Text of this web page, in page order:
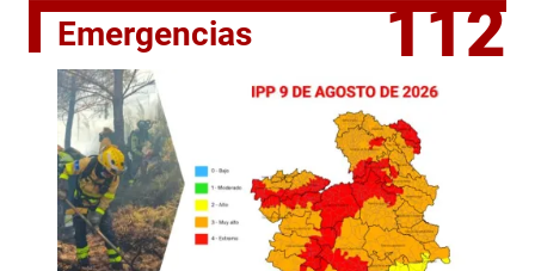
Emergencias 112